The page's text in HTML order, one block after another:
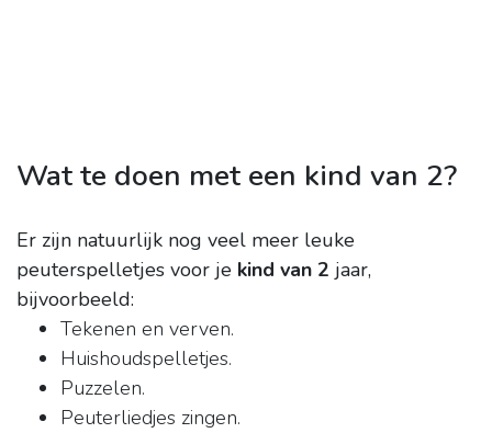
Wat te doen met een kind van 2?
Er zijn natuurlijk nog veel meer leuke
peuterspelletjes voor je kind van 2 jaar,
bijvoorbeeld:
Tekenen en verven.
Huishoudspelletjes.
Puzzelen.
Peuterliedjes zingen.